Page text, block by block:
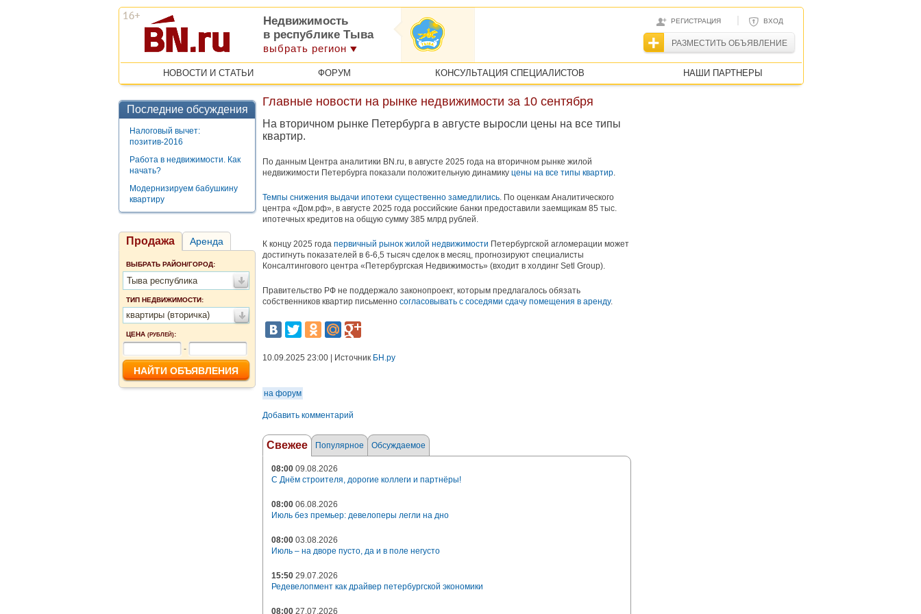
РЕГИСТРАЦИЯ | ВХОД
РАЗМЕСТИТЬ ОБЪЯВЛЕНИЕ
Недвижимость
в республике Тыва
выбрать регион
НОВОСТИ И СТАТЬИ ФОРУМ КОНСУЛЬТАЦИЯ СПЕЦИАЛИСТОВ НАШИ ПАРТНЕРЫ
Последние обсуждения
Налоговый вычет:
позитив-2016
Работа в недвижимости. Как
начать?
Модернизируем бабушкину
квартиру
Продажа Аренда
ВЫБРАТЬ РАЙОН/ГОРОД:
Тыва республика
ТИП НЕДВИЖИМОСТИ:
квартиры (вторичка)
ЦЕНА (РУБЛЕЙ):
-
Главные новости на рынке недвижимости за 10 сентября
На вторичном рынке Петербурга в августе выросли цены на все типы
квартир.
По данным Центра аналитики BN.ru, в августе 2025 года на вторичном рынке жилой
недвижимости Петербурга показали положительную динамику цены на все типы квартир.
Темпы снижения выдачи ипотеки существенно замедлились. По оценкам Аналитического
центра «Дом.рф», в августе 2025 года российские банки предоставили заемщикам 85 тыс.
ипотечных кредитов на общую сумму 385 млрд рублей.
К концу 2025 года первичный рынок жилой недвижимости Петербургской агломерации может
достигнуть показателей в 6-6,5 тысяч сделок в месяц, прогнозируют специалисты
Консалтингового центра «Петербургская Недвижимость» (входит в холдинг Setl Group).
Правительство РФ не поддержало законопроект, которым предлагалось обязать
собственников квартир письменно согласовывать с соседями сдачу помещения в аренду.
10.09.2025 23:00 | Источник БН.ру
на форум
Добавить комментарий
Свежее Популярное Обсуждаемое
08:00 09.08.2026
С Днём строителя, дорогие коллеги и партнёры!
08:00 06.08.2026
Июль без премьер: девелоперы легли на дно
08:00 03.08.2026
Июль – на дворе пусто, да и в поле негусто
15:50 29.07.2026
Редевелопмент как драйвер петербургской экономики
08:00 27.07.2026